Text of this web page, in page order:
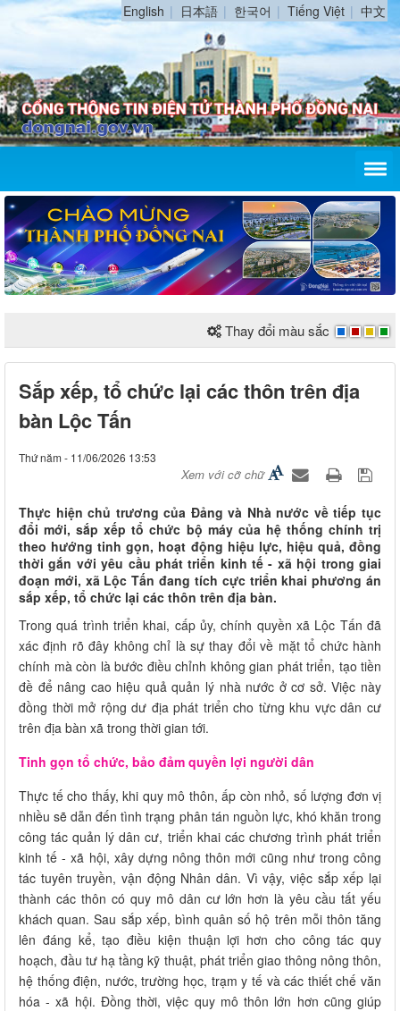
English 日本語 한국어 Tiếng Việt 中文
Thay đổi màu sắc
Sắp xếp, tổ chức lại các thôn trên địa
bàn Lộc Tấn
Thứ năm - 11/06/2026 13:53
Xem với cỡ chữ
Thực hiện chủ trương của Đảng và Nhà nước về tiếp tục
đổi mới, sắp xếp tổ chức bộ máy của hệ thống chính trị
theo hướng tinh gọn, hoạt động hiệu lực, hiệu quả, đồng
thời gắn với yêu cầu phát triển kinh tế - xã hội trong giai
đoạn mới, xã Lộc Tấn đang tích cực triển khai phương án
sắp xếp, tổ chức lại các thôn trên địa bàn.
Trong quá trình triển khai, cấp ủy, chính quyền xã Lộc Tấn đã
xác định rõ đây không chỉ là sự thay đổi về mặt tổ chức hành
chính mà còn là bước điều chỉnh không gian phát triển, tạo tiền
đề để nâng cao hiệu quả quản lý nhà nước ở cơ sở. Việc này
đồng thời mở rộng dư địa phát triển cho từng khu vực dân cư
trên địa bàn xã trong thời gian tới.
Tinh gọn tổ chức, bảo đảm quyền lợi người dân
Thực tế cho thấy, khi quy mô thôn, ấp còn nhỏ, số lượng đơn vị
nhiều sẽ dẫn đến tình trạng phân tán nguồn lực, khó khăn trong
công tác quản lý dân cư, triển khai các chương trình phát triển
kinh tế - xã hội, xây dựng nông thôn mới cũng như trong công
tác tuyên truyền, vận động Nhân dân. Vì vậy, việc sắp xếp lại
thành các thôn có quy mô dân cư lớn hơn là yêu cầu tất yếu
khách quan. Sau sắp xếp, bình quân số hộ trên mỗi thôn tăng
lên đáng kể, tạo điều kiện thuận lợi hơn cho công tác quy
hoạch, đầu tư hạ tầng kỹ thuật, phát triển giao thông nông thôn,
hệ thống điện, nước, trường học, trạm y tế và các thiết chế văn
hóa - xã hội. Đồng thời, việc quy mô thôn lớn hơn cũng giúp